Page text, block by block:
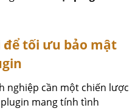
để tối ưu bảo mật
nghiệp cần một chiến lược
mang tính tình